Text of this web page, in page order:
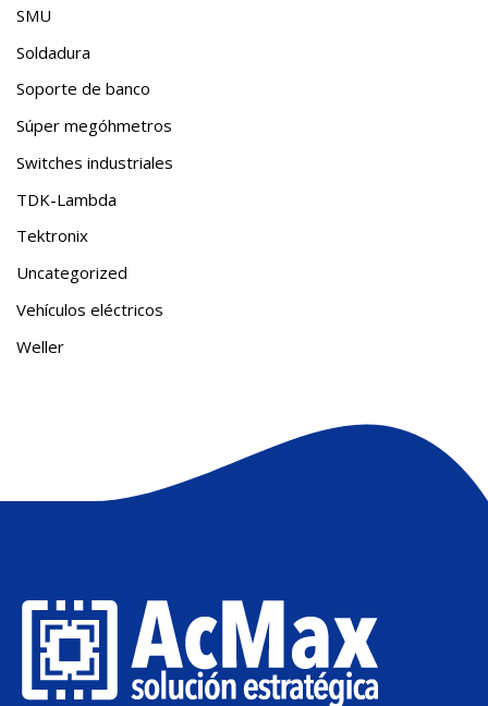
SMU
Soldadura
Soporte de banco
Súper megóhmetros
Switches industriales
TDK-Lambda
Tektronix
Uncategorized
Vehículos eléctricos
Weller